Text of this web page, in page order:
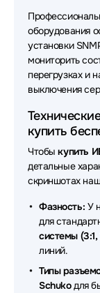
Источники
Источники
Источники
Источники
Источники
Источники
оборудования
установки
мониторить
перегрузках и
выключения
купить
Чтобыкупить
детальные
скриншотах
Фазность: У
для
системы
линий.
Типы
Schukoдля